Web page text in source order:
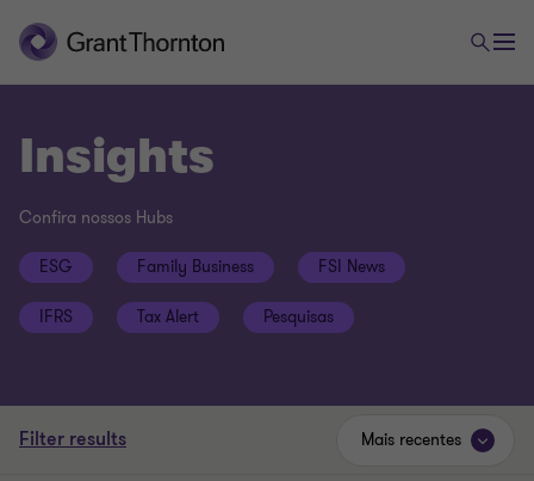
Insights
Confira nossos Hubs
ESG Family Business FSI News
IFRS Tax Alert Pesquisas
Filter results Mais recentes